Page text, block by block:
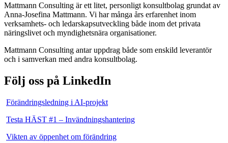
Mattmann Consulting är ett litet, personligt konsultbolag grundat av
Anna-Josefina Mattmann. Vi har många års erfarenhet inom
verksamhets- och ledarskapsutveckling både inom det privata
näringslivet och myndighetsnära organisationer.
Mattmann Consulting antar uppdrag både som enskild leverantör
och i samverkan med andra konsultbolag.
Följ oss på LinkedIn
Förändringsledning i AI-projekt
Testa HÄST #1 – Invändningshantering
Vikten av öppenhet om förändring